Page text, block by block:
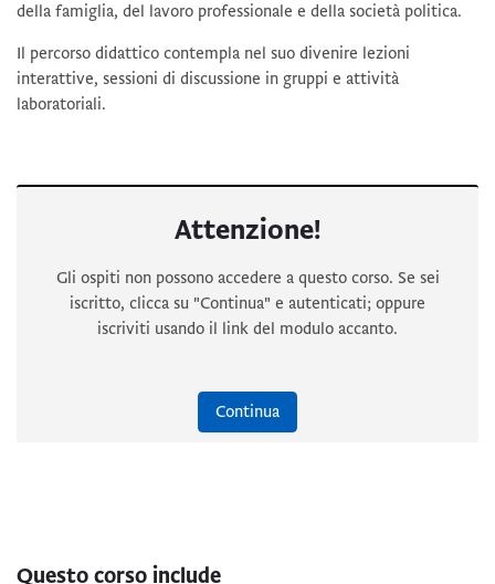
della famiglia, del lavoro professionale e della società politica.
Il percorso didattico contempla nel suo divenire lezioni
interattive, sessioni di discussione in gruppi e attività
laboratoriali.
Attenzione!
Gli ospiti non possono accedere a questo corso. Se sei
iscritto, clicca su "Continua" e autenticati; oppure
iscriviti usando il link del modulo accanto.
Continua
Questo corso include